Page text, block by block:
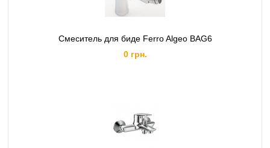
Смеситель для биде Ferro Algeo BAG6
0 грн.